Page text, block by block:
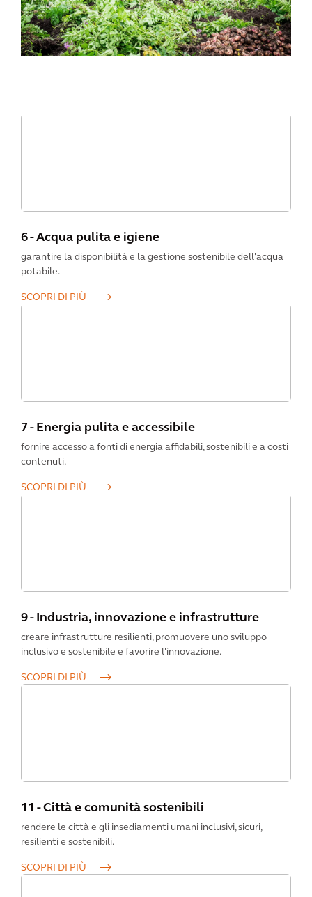
6 - Acqua pulita e igiene
garantire la disponibilità e la gestione sostenibile dell'acqua
potabile.
SCOPRI DI PIÙ
7 - Energia pulita e accessibile
fornire accesso a fonti di energia affidabili, sostenibili e a costi
contenuti.
SCOPRI DI PIÙ
9 - Industria, innovazione e infrastrutture
creare infrastrutture resilienti, promuovere uno sviluppo
inclusivo e sostenibile e favorire l'innovazione.
SCOPRI DI PIÙ
11 - Città e comunità sostenibili
rendere le città e gli insediamenti umani inclusivi, sicuri,
resilienti e sostenibili.
SCOPRI DI PIÙ